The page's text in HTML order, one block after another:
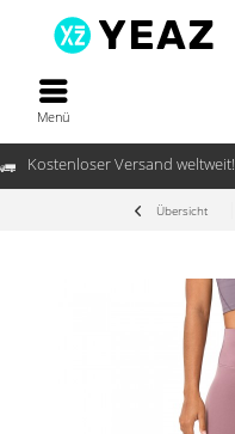
Kostenloser Versand weltweit!
Menü
Übersicht